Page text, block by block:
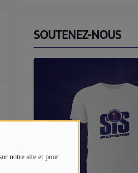
notre site et pour
SOUTENEZ-NOUS